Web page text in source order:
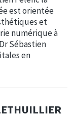
est orientée
et
numérique à
Sébastien
en